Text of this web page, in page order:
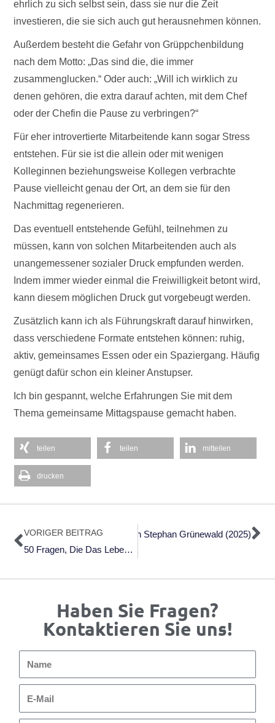
ehrlich zu sich selbst sein, dass sie nur die Zeit
investieren, die sie sich auch gut herausnehmen können.
Außerdem besteht die Gefahr von Grüppchenbildung
nach dem Motto: „Das sind die, die immer
zusammenglucken.“ Oder auch: „Will ich wirklich zu
denen gehören, die extra darauf achten, mit dem Chef
oder der Chefin die Pause zu verbringen?“
Für eher introvertierte Mitarbeitende kann sogar Stress
entstehen. Für sie ist die allein oder mit wenigen
Kolleginnen beziehungsweise Kollegen verbrachte
Pause vielleicht genau der Ort, an dem sie für den
Nachmittag regenerieren.
Das eventuell entstehende Gefühl, teilnehmen zu
müssen, kann von solchen Mitarbeitenden auch als
unangemessener sozialer Druck empfunden werden.
Indem immer wieder einmal die Freiwilligkeit betont wird,
kann diesem möglichen Druck gut vorgebeugt werden.
Zusätzlich kann ich als Führungskraft darauf hinwirken,
dass verschiedene Formate entstehen können: ruhig,
aktiv, gemeinsames Essen oder ein Spaziergang. Häufig
genügt dafür schon ein kleiner Anstupser.
Ich bin gespannt, welche Erfahrungen Sie mit dem
Thema gemeinsame Mittagspause gemacht haben.
teilen teilen mitteilen
drucken
Zurück
VORIGER BEITRAG
50 Fragen, Die Das Leben Leichter Machen: Wie Durch Kluge Selbstführung Ganz Nebenbei Klarheit Entsteht Von Karin Kuschik (2025)
Verunsicherten Gesellschaft Von Stephan Grünewald (2025)
Haben Sie Fragen?
Kontaktieren Sie uns!
Mail